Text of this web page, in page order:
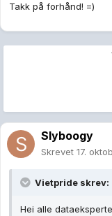
Takk på forhånd! =)
Slyboogy
Skrevet 17.
Vietpride skrev:
Hei alle